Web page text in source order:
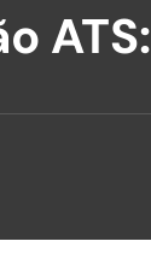
ATS: